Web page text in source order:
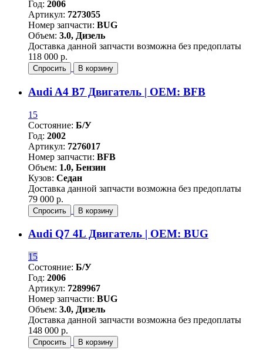
Год: 2006
Артикул: 7273055
Номер запчасти: BUG
Объем: 3.0, Дизель
Доставка данной запчасти возможна без предоплаты
118 000 р.
Спросить В корзину
Audi A4 B7 Двигатель | OEM: BFB
15
Состояние: Б/У
Год: 2002
Артикул: 7276017
Номер запчасти: BFB
Объем: 1.0, Бензин
Кузов: Седан
Доставка данной запчасти возможна без предоплаты
79 000 р.
Спросить В корзину
Audi Q7 4L Двигатель | OEM: BUG
15
Состояние: Б/У
Год: 2006
Артикул: 7289967
Номер запчасти: BUG
Объем: 3.0, Дизель
Доставка данной запчасти возможна без предоплаты
148 000 р.
Спросить В корзину